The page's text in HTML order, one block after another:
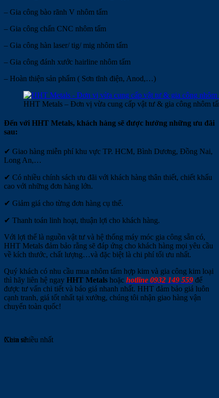
– Gia công bào rãnh V nhôm tấm
– Gia công chấn CNC nhôm tấm
– Gia công hàn laser/ tig/ mig nhôm tấm
– Gia công đánh xước hairline nhôm tấm
– Hoàn thiện sản phẩm ( Sơn tĩnh điện, Anod,…)
HHT Metals – Đơn vị vừa cung cấp vật tư & gia công nhôm
Đến với HHT Metals, khách hàng sẽ được hưởng những ưu đãi
sau:
✔ Giao hàng miễn phí khu vực TP. HCM, Bình Dương, Đồng Nai,
Long An,…
✔ Có nhiều chính sách ưu đãi với khách hàng thân thiết, chiết khấu
cao với những đơn hàng lớn.
✔ Giảm giá cho từng đơn hàng cụ thể.
✔ Thanh toán linh hoạt, thuận lợi cho khách hàng.
Với lợi thế là nguồn vật tư và hệ thống máy móc gia công sẵn có,
HHT Metals đảm bảo rằng sẽ đáp ứng cho khách hàng mọi yêu cầu
về kích thước, chất lượng…và đặc biệt là chi phí tối ưu nhất.
Quý khách có nhu cầu mua nhôm tấm hợp kim và gia công kim loại
thì hãy liên hệ ngay HHT Metals hoặc hotline 0932 149 559 để
được tư vấn chi tiết và báo giá nhanh nhất. HHT đảm bảo giá luôn
cạnh tranh, giá tốt nhất tại xưởng, chúng tôi nhận giao hàng vận
chuyển toàn quốc!
Chia sẽ:
Xem nhiều nhất